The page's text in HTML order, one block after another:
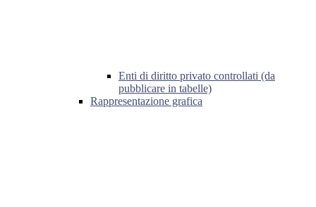
Enti di diritto privato controllati (da
pubblicare in tabelle)
Rappresentazione grafica